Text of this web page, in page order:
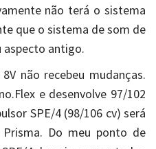
não terá o sistema
que o sistema de som de
aspecto antigo.
não recebeu mudanças.
e desenvolve 97/102
SPE/4 (98/106 cv) será
Do meu ponto de